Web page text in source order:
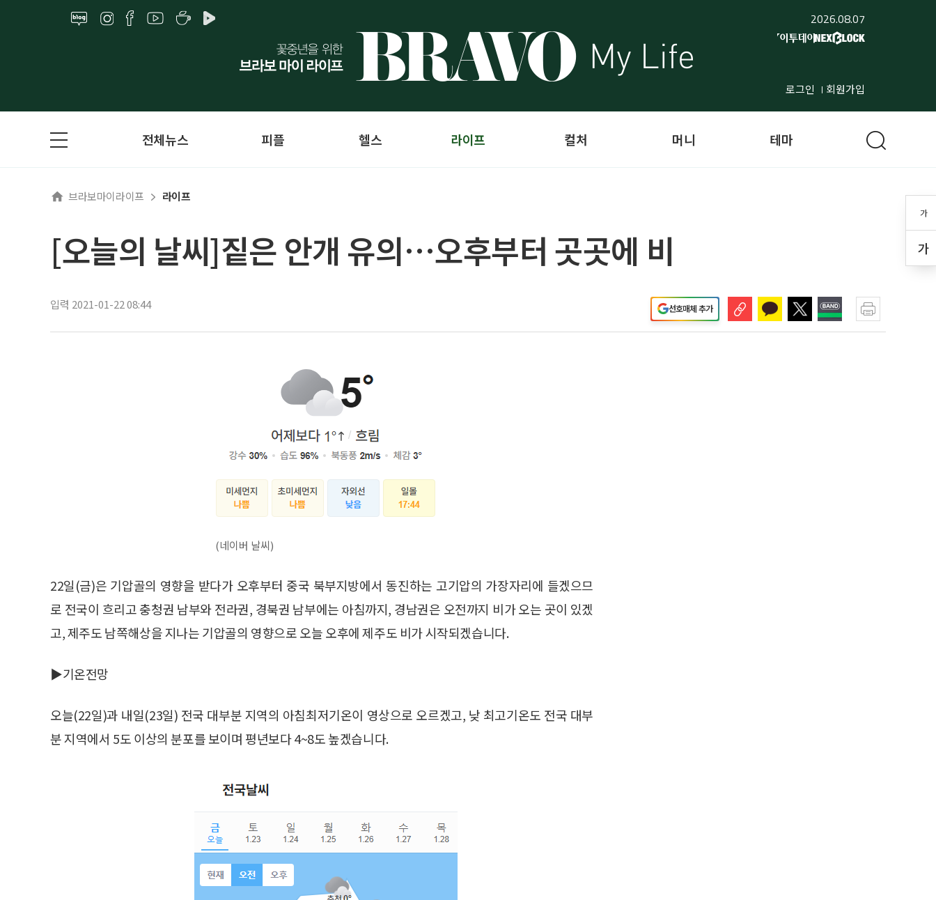
2026.08.07
로그인 회원가입
가
가
전체뉴스 피플 헬스 라이프 컬처 머니 테마
브라보마이라이프 라이프
[오늘의 날씨]짙은 안개 유의…오후부터 곳곳에 비
입력 2021-01-22 08:44 선호매체 추가
(네이버 날씨)
22일(금)은 기압골의 영향을 받다가 오후부터 중국 북부지방에서 동진하는 고기압의 가장자리에 들겠으므
로 전국이 흐리고 충청권 남부와 전라권, 경북권 남부에는 아침까지, 경남권은 오전까지 비가 오는 곳이 있겠
고, 제주도 남쪽해상을 지나는 기압골의 영향으로 오늘 오후에 제주도 비가 시작되겠습니다.
▶기온전망
오늘(22일)과 내일(23일) 전국 대부분 지역의 아침최저기온이 영상으로 오르겠고, 낮 최고기온도 전국 대부
분 지역에서 5도 이상의 분포를 보이며 평년보다 4~8도 높겠습니다.